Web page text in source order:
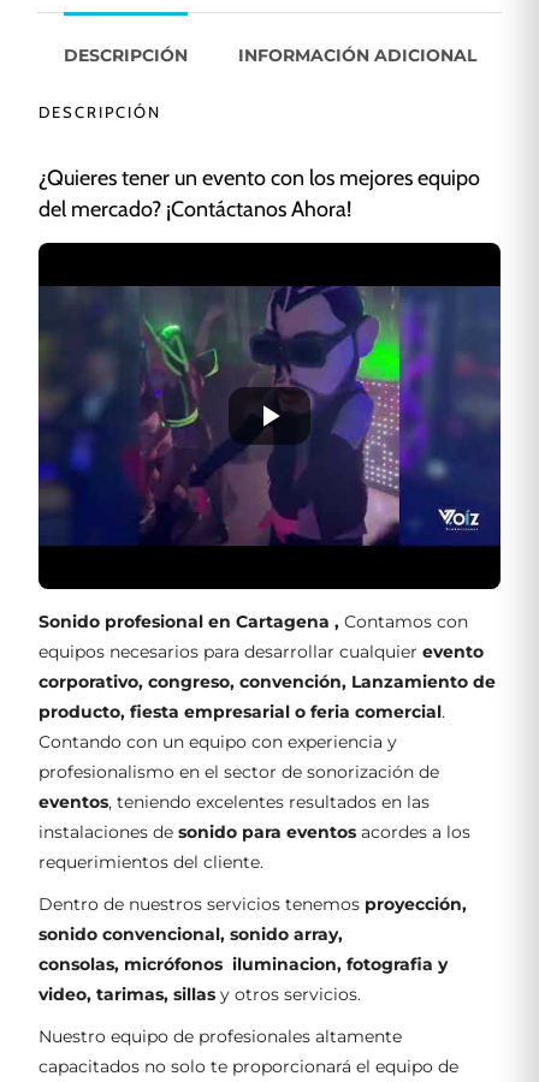
DESCRIPCIÓN INFORMACIÓN ADICIONAL
DESCRIPCIÓN
¿Quieres tener un evento con los mejores equipo
del mercado? ¡Contáctanos Ahora!
Sonido profesional en Cartagena , Contamos con
equipos necesarios para desarrollar cualquier evento
corporativo, congreso, convención, Lanzamiento de
producto, fiesta empresarial o feria comercial.
Contando con un equipo con experiencia y
profesionalismo en el sector de sonorización de
eventos, teniendo excelentes resultados en las
instalaciones de sonido para eventos acordes a los
requerimientos del cliente.
Dentro de nuestros servicios tenemos proyección,
sonido convencional, sonido array,
consolas, micrófonos iluminacion, fotografia y
video, tarimas, sillas y otros servicios.
Nuestro equipo de profesionales altamente
capacitados no solo te proporcionará el equipo de